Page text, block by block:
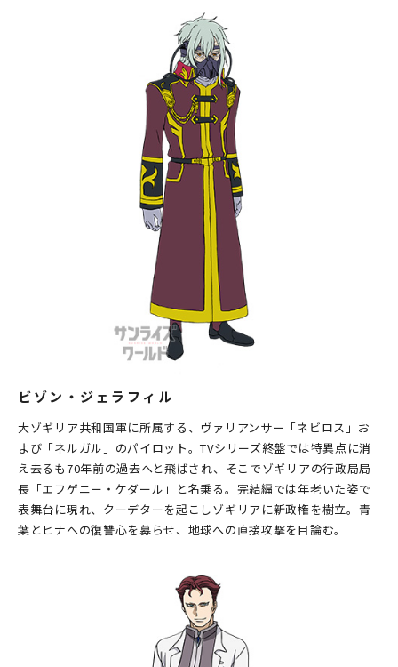
ビゾン・ジェラフィル
大ゾギリア共和国軍に所属する、ヴァリアンサー「ネビロス」お
よび「ネルガル」のパイロット。TVシリーズ終盤では特異点に消
え去るも70年前の過去へと飛ばされ、そこでゾギリアの行政局局
長「エフゲニー・ケダール」と名乗る。完結編では年老いた姿で
表舞台に現れ、クーデターを起こしゾギリアに新政権を樹立。青
葉とヒナへの復讐心を募らせ、地球への直接攻撃を目論む。